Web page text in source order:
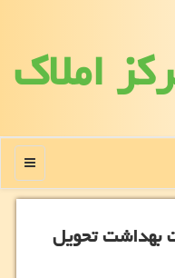
املاك
منو
بهداشت تحویل